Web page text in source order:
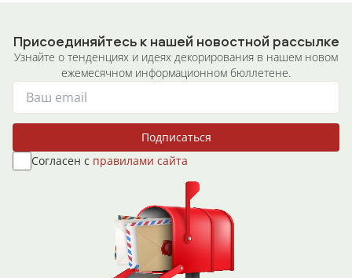
Присоединяйтесь к нашей новостной рассылке
Узнайте о тенденциях и идеях декорирования в нашем новом
ежемесячном информационном бюллетене.
Подписаться
Cогласен с правилами сайта